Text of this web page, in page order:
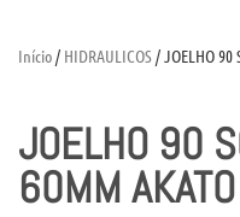
Início/ HIDRAULICOS/ JOELHO 90
JOELHO 90
60MM AKATO